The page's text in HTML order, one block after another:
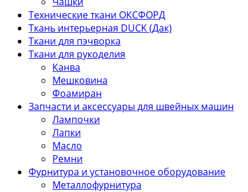
Технические ткани ОКСФОРД
Ткань интерьерная DUCK (Дак)
Ткани для пэчворка
Ткани для рукоделия
Канва
Мешковина
Фоамиран
Запчасти и аксессуары для швейных машин
Лампочки
Лапки
Масло
Ремни
Фурнитура и установочное оборудование
Металлофурнитура